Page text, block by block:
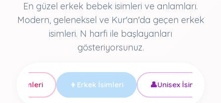
En güzel erkek bebek isimleri ve anlamları.
Modern, geleneksel ve Kur'an'da geçen erkek
isimleri. N harfi ile başlayanları
gösteriyorsunuz.
İsimleri 👦 Erkek İsimleri 👤Unisex İsimler